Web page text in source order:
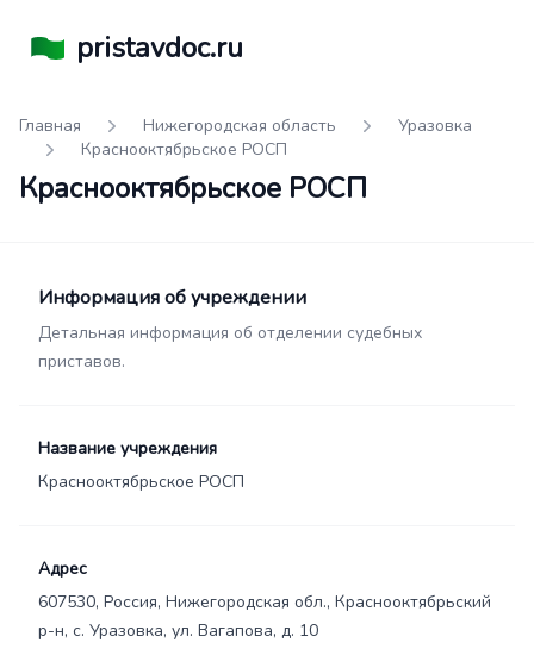
pristavdoc.ru
Главная Нижегородская область
Уразовка
Краснооктябрьское РОСП
Краснооктябрьское РОСП
Информация об учреждении
Детальная информация об отделении судебных
приставов.
Название учреждения
Краснооктябрьское РОСП
Адрес
607530, Россия, Нижегородская обл., Краснооктябрьский
р-н, с. Уразовка, ул. Вагапова, д. 10